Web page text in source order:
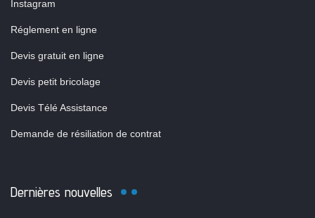
Instagram
Réglement en ligne
Devis gratuit en ligne
Devis petit bricolage
Devis Télé Assistance
Demande de résiliation de contrat
Dernières nouvelles